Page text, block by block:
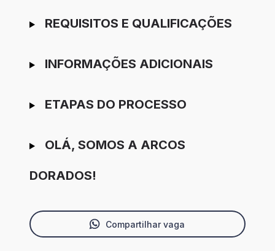
REQUISITOS E QUALIFICAÇÕES
INFORMAÇÕES ADICIONAIS
ETAPAS DO PROCESSO
OLÁ, SOMOS A ARCOS
DORADOS!
Compartilhar vaga